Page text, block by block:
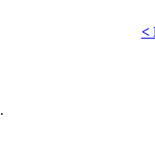
<
.